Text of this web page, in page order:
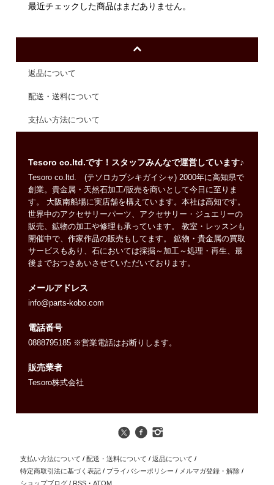
最近チェックした商品はまだありません。
返品について
配送・送料について
支払い方法について
Tesoro co.ltd.です！スタッフみんなで運営しています♪
Tesoro co.ltd. (テソロカブシキガイシャ) 2000年に高知県で
創業。貴金属・天然石加工/販売を商いとして今日に至りま
す。 大阪南船場に実店舗を構えています。本社は高知です。
世界中のアクセサリーパーツ、アクセサリー・ジュエリーの
販売、鉱物の加工や修理も承っています。 教室・レッスンも
開催中で、作家作品の販売もしてます。 鉱物・貴金属の買取
サービスもあり、石においては採掘～加工～処理・再生、最
後までおつきあいさせていただいております。
メールアドレス
info@parts-kobo.com
電話番号
0888795185 ※営業電話はお断りします。
販売業者
Tesoro株式会社
支払い方法について / 配送・送料について / 返品について /
特定商取引法に基づく表記 / プライバシーポリシー / メルマガ登録・解除 /
ショップブログ / RSS ・ATOM